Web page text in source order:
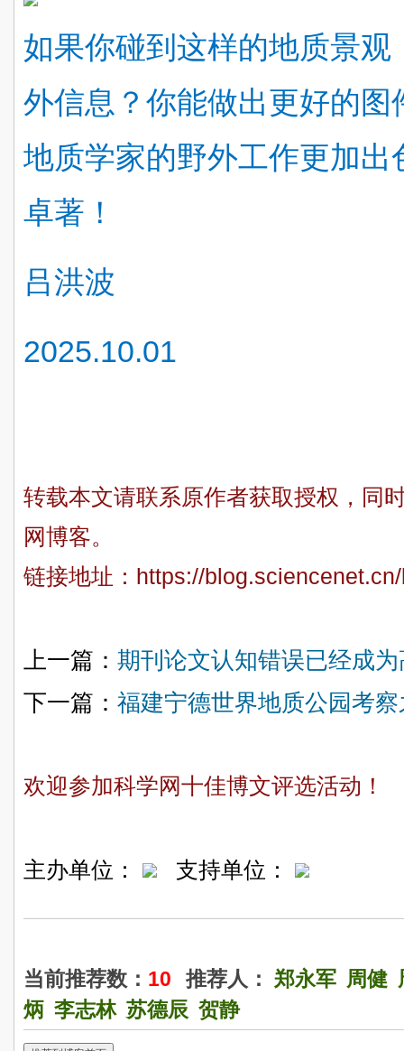
如果你碰到这样的地质景
外信息？你能做出更好的
地质学家的野外工作更加
卓著！
吕洪波
2025.10.01
转载本文请联系原作者获取授权，同
网博客。
链接地址： https://
上一篇： 期刊论文认知错误已经成
下一篇： 福建宁德世界地质公园考
欢迎参加科学网十佳博文评选活动！
主办单位： 支持单位：
当前推荐数： 10 推荐人： 郑永军 周健
炳 李志林 苏德辰 贺静